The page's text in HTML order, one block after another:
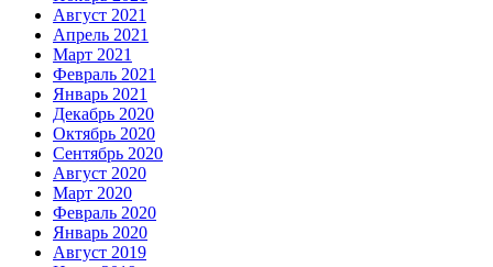
Август 2021
Апрель 2021
Март 2021
Февраль 2021
Январь 2021
Декабрь 2020
Октябрь 2020
Сентябрь 2020
Август 2020
Март 2020
Февраль 2020
Январь 2020
Август 2019